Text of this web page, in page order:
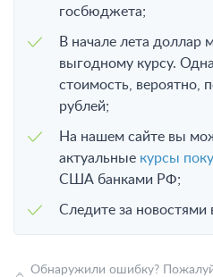
госбюджета;
В начале лета доллар
выгодному курсу.
стоимость, вероятно,
рублей;
На нашем сайте вы
актуальные курсы
США банками РФ;
Следите за новостями
Обнаружили ошибку?